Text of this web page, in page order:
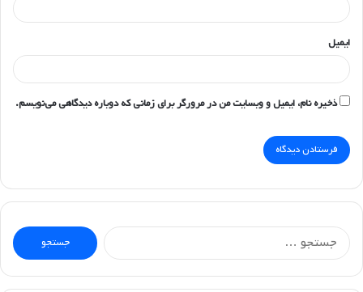
ایمیل
ذخیره نام، ایمیل و وبسایت من در مرورگر برای زمانی که دوباره دیدگاهی می‌نویسم.
جستجو
برای: